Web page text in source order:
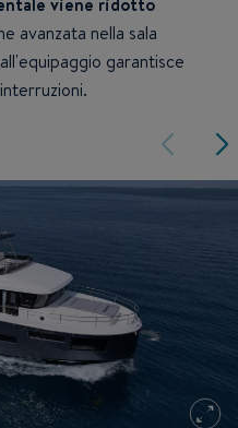
avanzata nella sala
garantisce